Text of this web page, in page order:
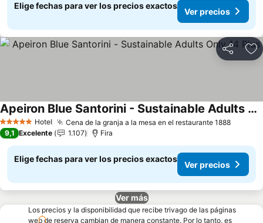
Elige fechas para ver los precios exactos
Ver precios
Compartir
5 Estrellas Hotel Cena de la granja a la mesa en el restaurante 1888Ver
Apeiron Blue Santorini - Sustainable Adults Only 14 Plus
Ver precios
9,1 Excelente 1.107 Fira
Elige fechas para ver los precios exactos
Ver precios
Ver más
Los precios y la disponibilidad que recibe trivago de las páginas
web de reserva cambian de manera constante. Por lo tanto, es